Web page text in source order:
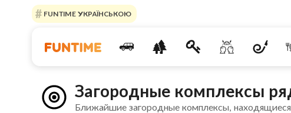
FUNTIME УКРАЇНСЬКОЮ
Загородные комплексы
Ближайшие загородные комплексы,